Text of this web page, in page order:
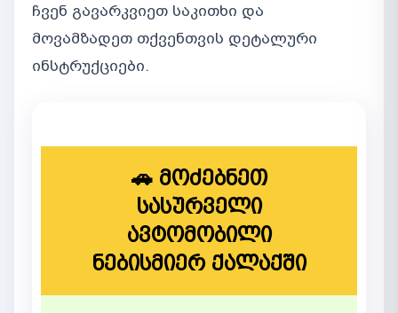
ჩვენ გავარკვიეთ საკითხი და
მოვამზადეთ თქვენთვის დეტალური
ინსტრუქციები.
🚗 მოძებნეთ
სასურველი
ავტომობილი
ნებისმიერ ქალაქში